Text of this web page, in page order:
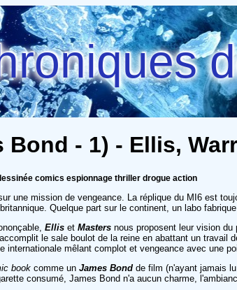
Bond - 1) - Ellis,
comics espionnage thriller drogue action
une mission de vengeance. La réplique du MI6 est
Quelque part sur le continent, un labo
Ellis et Masters nous proposent leur vision
accomplit le sale boulot de la reine en abattant un travail
internationale mêlant complot et vengeance avec une
book comme un James Bond de film (n'ayant jamais
consumé, James Bond n'a aucun charme,